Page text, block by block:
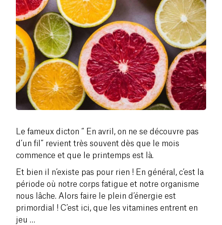
Le fameux dicton “ En avril, on ne se découvre pas
d’un fil” revient très souvent dès que le mois
commence et que le printemps est là.
Et bien il n’existe pas pour rien ! En général, c’est la
période où notre corps fatigue et notre organisme
nous lâche. Alors faire le plein d’énergie est
primordial ! C’est ici, que les vitamines entrent en
jeu …